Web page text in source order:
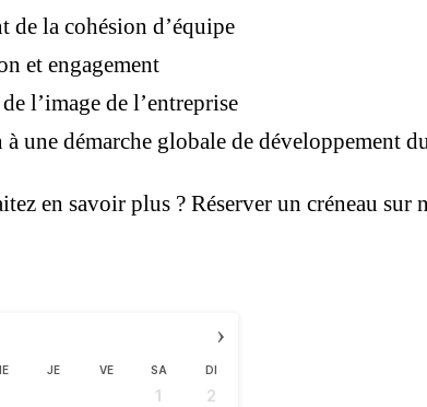
de la cohésion d’équipe
et engagement
l’image de l’entreprise
une démarche globale de développement
en savoir plus ? Réserver un créneau sur
›
JE VE SA DI
1
2